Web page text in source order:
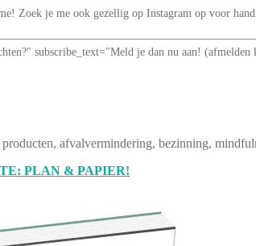
Zoek je me ook gezellig op Instagram op voor
subscribe_text="Meld je dan nu aan!
afvalvermindering, bezinning,
PLAN & PAPIER!